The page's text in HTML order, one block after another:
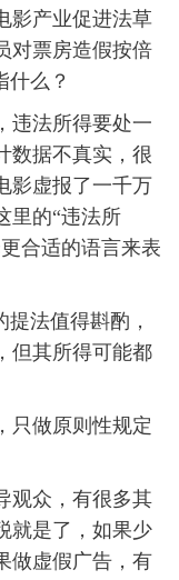
产业促进法草
对票房造假按倍
什么？
法所得要处一
数据不真实，很
影虚报了一千万
里的“违法所
合适的语言来表
法值得斟酌，
但其所得可能都
做原则性规定
众，有很多其
就是了，如果少
做虚假广告，有